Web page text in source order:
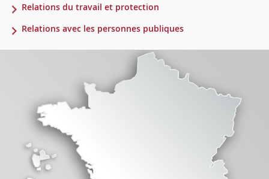
Relations du travail et protection
Relations avec les personnes publiques